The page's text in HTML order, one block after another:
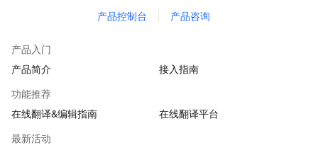
产品控制台 产品咨询
产品入门
产品简介
接入指南
功能推荐
在线翻译&编辑指南
在线翻译平台
最新活动